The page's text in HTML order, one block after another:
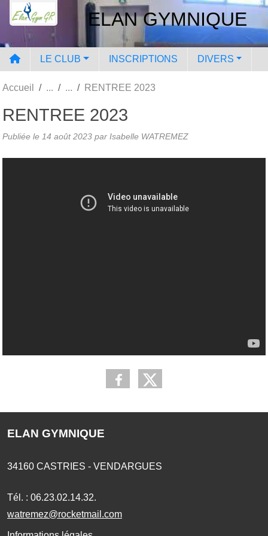
ELAN GYMNIQUE
LE CLUB INSCRIPTIONS DIVERS
Accueil RENTREE 2023
RENTREE 2023
Publiée le 14 août 2023 par Isabelle WATREMEZ
ELAN GYMNIQUE
34160 CASTRIES - VENDARGUES
Tél. : 06.23.02.14.32.
watremez@rocketmail.com
Panneau de gestion des cookies